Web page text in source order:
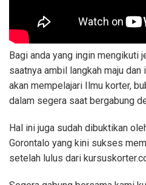
Bagi anda yang ingin mengikuti
saatnya ambil langkah maju
akan mempelajari Ilmu korter,
dalam segera saat bergabung
Hal ini juga sudah dibuktikan
Gorontalo yang kini sukses
setelah lulus dari